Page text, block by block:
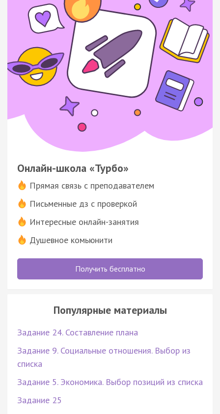
Онлайн-школа «Турбо»
Прямая связь с преподавателем
Письменные дз с проверкой
Интересные онлайн-занятия
Душевное комьюнити
Получить бесплатно
Популярные материалы
Задание 24. Составление плана
Задание 9. Социальные отношения. Выбор из
списка
Задание 5. Экономика. Выбор позиций из списка
Задание 25